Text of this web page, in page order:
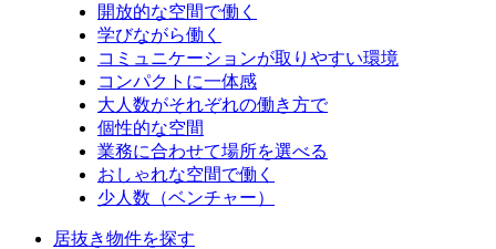
開放的な空間で働く
学びながら働く
コミュニケーションが取りやすい環境
コンパクトに一体感
大人数がそれぞれの働き方で
個性的な空間
業務に合わせて場所を選べる
おしゃれな空間で働く
少人数（ベンチャー）
居抜き物件を探す